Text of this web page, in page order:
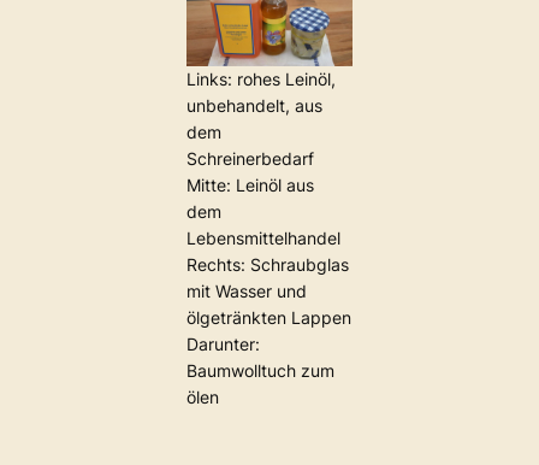
Links: rohes Leinöl,
unbehandelt, aus
dem
Schreinerbedarf
Mitte: Leinöl aus
dem
Lebensmittelhandel
Rechts: Schraubglas
mit Wasser und
ölgetränkten Lappen
Darunter:
Baumwolltuch zum
ölen